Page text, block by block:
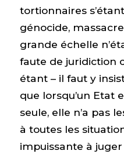
tortionnaires
génocide,
grande échelle
faute de juridiction
étant – il faut y
que lorsqu’un Etat
seule, elle n’a pas
à toutes les
impuissante à